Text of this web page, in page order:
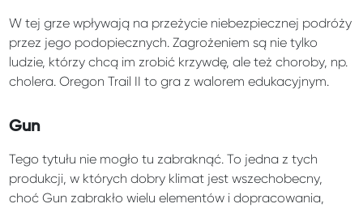
W tej grze wpływają na przeżycie niebezpiecznej podróży
przez jego podopiecznych. Zagrożeniem są nie tylko
ludzie, którzy chcą im zrobić krzywdę, ale też choroby, np.
cholera. Oregon Trail II to gra z walorem edukacyjnym.
Gun
Tego tytułu nie mogło tu zabraknąć. To jedna z tych
produkcji, w których dobry klimat jest wszechobecny,
choć Gun zabrakło wielu elementów i dopracowania,